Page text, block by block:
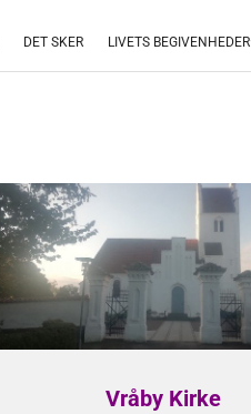
DET SKER LIVETS BEGIVENHEDER
Vråby Kirke